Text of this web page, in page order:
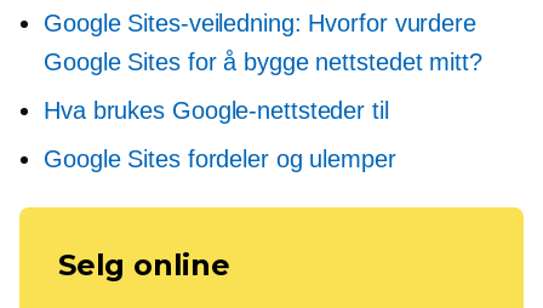
Google Sites-veiledning: Hvorfor vurdere
Google Sites for å bygge nettstedet mitt?
Hva brukes Google-nettsteder til
Google Sites fordeler og ulemper
Selg online